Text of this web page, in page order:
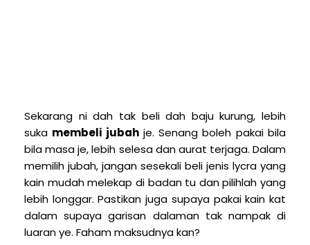
Sekarang ni dah tak beli dah baju kurung, lebih
suka membeli jubahje. Senang boleh pakai bila
bila masa je, lebih selesa dan aurat terjaga. Dalam
memilih jubah, jangan sesekali beli jenis lycra yang
kain mudah melekap di badan tu dan pilihlah yang
lebih longgar. Pastikan juga supaya pakai kain kat
dalam supaya garisan dalaman tak nampak di
luaran ye. Faham maksudnya kan?